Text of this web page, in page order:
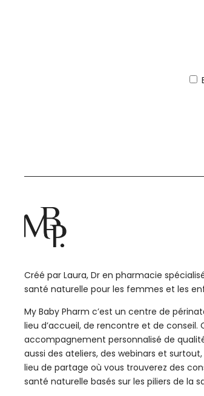
Créé par Laura, Dr en pharmacie
santé naturelle pour les femmes et les
My Baby Pharm c’est un centre de
lieu d’accueil, de rencontre et de conseil.
accompagnement personnalisé de
aussi des ateliers, des webinars et surtout,
lieu de partage où vous trouverez des
santé naturelle basés sur les piliers de la